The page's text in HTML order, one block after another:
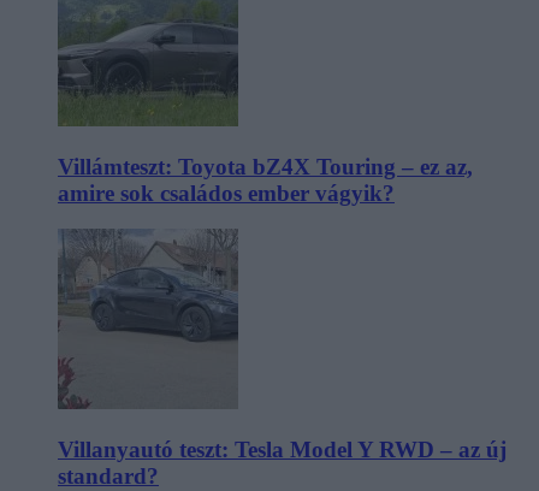
Villámteszt: Toyota bZ4X Touring – ez az,
amire sok családos ember vágyik?
Villanyautó teszt: Tesla Model Y RWD – az új
standard?